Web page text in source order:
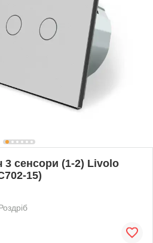
сенсори (1-2) Livolo
15)